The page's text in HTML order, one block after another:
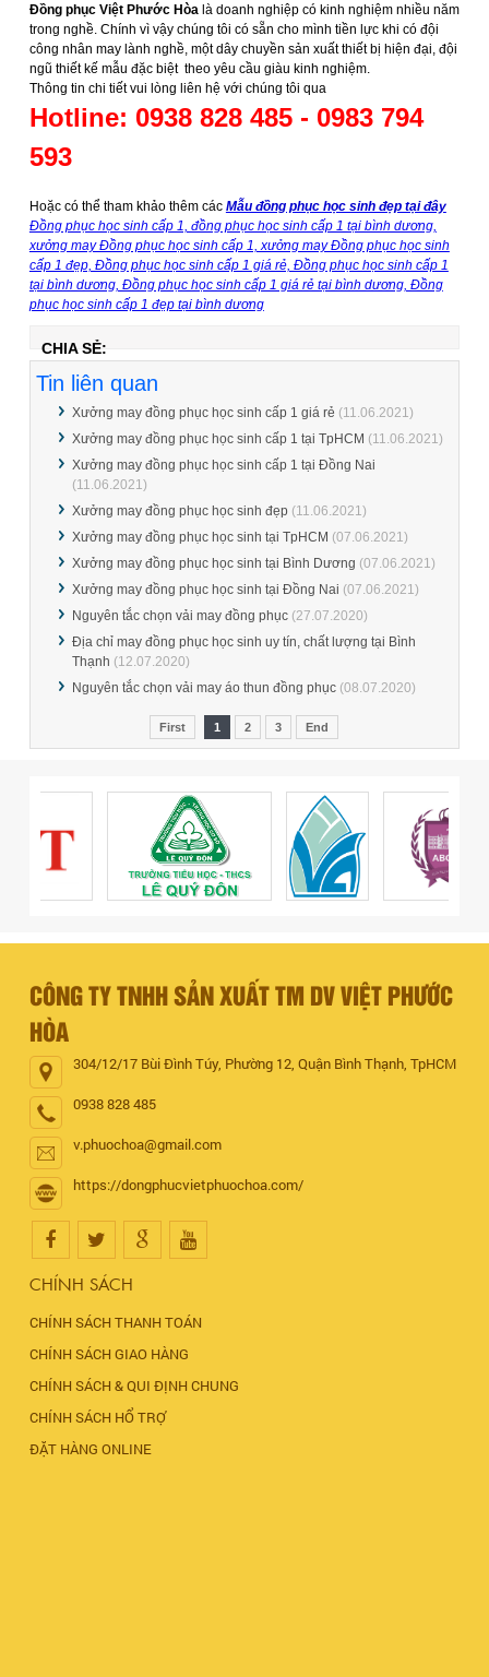
Đồng phục Việt Phước Hòalà doanh nghiệp có kinh nghiệm nhiều năm
trong nghề. Chính vì vậy chúng tôi có sẵn cho mình tiền lực khi có đội
công nhân may lành nghề, một dây chuyền sản xuất thiết bị hiện đại, đội
ngũ thiết kế mẫu đặc biệt theo yêu cầu giàu kinh nghiệm.
Thông tin chi tiết vui lòng liên hệ với chúng tôi qua
Hotline: 0938 828 485 - 0983 794
593
Hoặc có thể tham khảo thêm các Mẫu đồng phục học sinh đẹp tại đây
Đồng phục học sinh cấp 1, đồng phục học sinh cấp 1 tại bình dương,
xưởng may Đồng phục học sinh cấp 1, xưởng may Đồng phục học sinh
cấp 1 đẹp, Đồng phục học sinh cấp 1 giá rẻ, Đồng phục học sinh cấp 1
tại bình dương, Đồng phục học sinh cấp 1 giá rẻ tại bình dương, Đồng
phục học sinh cấp 1 đẹp tại bình dương
CHIA SẺ:
Tin liên quan
Xưởng may đồng phục học sinh cấp 1 giá rẻ (11.06.2021)
Xưởng may đồng phục học sinh cấp 1 tại TpHCM (11.06.2021)
Xưởng may đồng phục học sinh cấp 1 tại Đồng Nai
(11.06.2021)
Xưởng may đồng phục học sinh đẹp(11.06.2021)
Xưởng may đồng phục học sinh tại TpHCM (07.06.2021)
Xưởng may đồng phục học sinh tại Bình Dương (07.06.2021)
Xưởng may đồng phục học sinh tại Đồng Nai (07.06.2021)
Nguyên tắc chọn vải may đồng phục(27.07.2020)
Địa chỉ may đồng phục học sinh uy tín, chất lượng tại Bình
Thạnh (12.07.2020)
Nguyên tắc chọn vải may áo thun đồng phục(08.07.2020)
First 1 2 3 End
CÔNG TY TNHH SẢN XUẤT TM DV VIỆT PHƯỚC
HÒA
304/12/17 Bùi Đình Túy, Phường 12, Quận Bình Thạnh, TpHCM
0938 828 485
v.phuochoa@gmail.com
https://dongphucvietphuochoa.com/
CHÍNH SÁCH
CHÍNH SÁCH THANH TOÁN
CHÍNH SÁCH GIAO HÀNG
CHÍNH SÁCH & QUI ĐỊNH CHUNG
CHÍNH SÁCH HỔ TRỢ
ĐẶT HÀNG ONLINE